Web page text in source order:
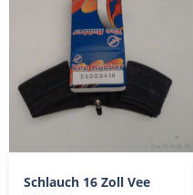
Schlauch 16 Zoll Vee